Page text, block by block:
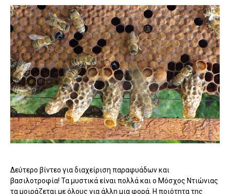
Δεύτερο βίντεο για διαχείριση παραφυάδων και
βασιλοτροφία! Τα μυστικά είναι πολλά και ο Μόσχος Ντιώνιας
τα μοιράζεται με όλους για άλλη μια φορά. Η ποιότητα της